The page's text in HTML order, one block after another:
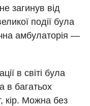
загинув від
події була
амбулаторія —
в світі була
в багатьох
кір. Можна без